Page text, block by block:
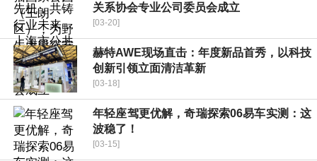
关系协会专业公司委员会成立
[03-20]
赫特AWE现场直击：年度新品首秀，以科技
创新引领立面清洁革新
[03-18]
年轻座驾更优解，奇瑞探索06易车实测：这
波稳了！
[03-15]